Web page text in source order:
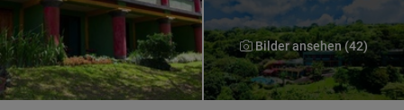
Bilder ansehen (42)